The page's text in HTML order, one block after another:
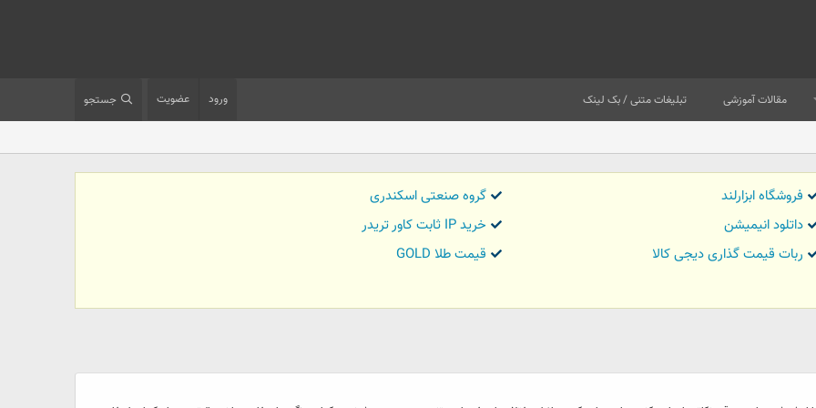
مقالات آموزشی تبلیغات متنی / بک لینک ورود عضویت جستجو
فروشگاه ابزارلند
گروه صنعتی اسکندری
داتلود انیمیشن
خرید IP ثابت کاور تریدر
ربات قیمت گذاری دیجی کالا
قیمت طلا GOLD